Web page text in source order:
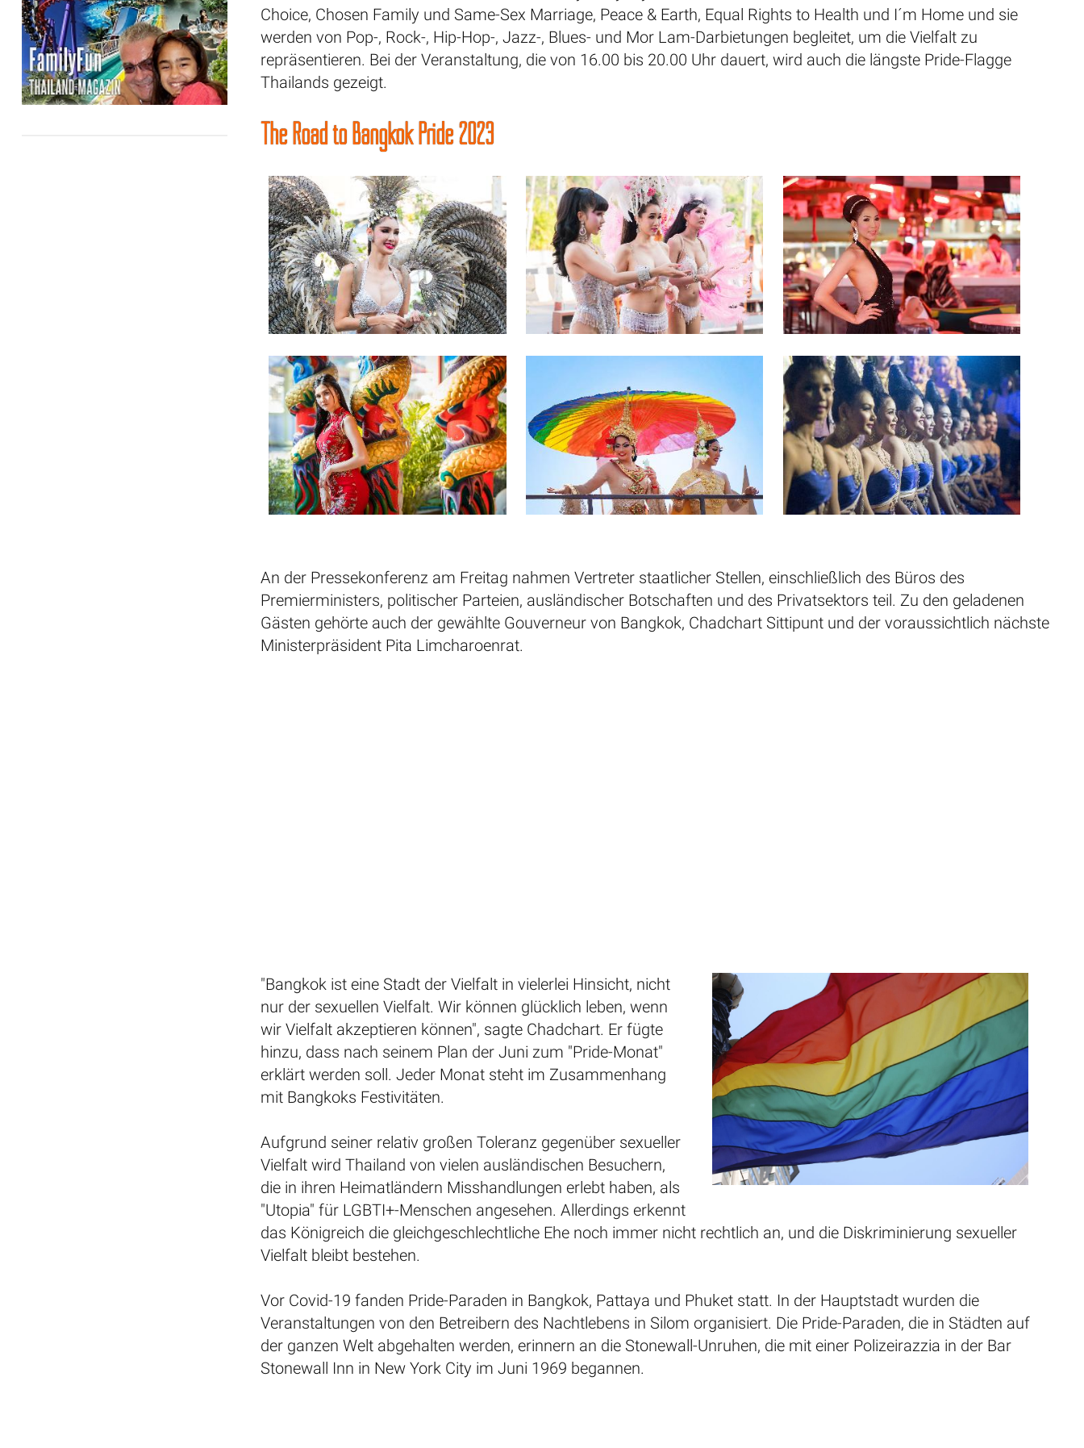
Choice, Chosen Family und Same-Sex Marriage, Peace & Earth, Equal Rights to Health und I´m Home und sie
werden von Pop-, Rock-, Hip-Hop-, Jazz-, Blues- und Mor Lam-Darbietungen begleitet, um die Vielfalt zu
repräsentieren. Bei der Veranstaltung, die von 16.00 bis 20.00 Uhr dauert, wird auch die längste Pride-Flagge
Thailands gezeigt.
The Road to Bangkok Pride 2023
An der Pressekonferenz am Freitag nahmen Vertreter staatlicher Stellen, einschließlich des Büros des
Premierministers, politischer Parteien, ausländischer Botschaften und des Privatsektors teil. Zu den geladenen
Gästen gehörte auch der gewählte Gouverneur von Bangkok, Chadchart Sittipunt und der voraussichtlich nächste
Ministerpräsident Pita Limcharoenrat.
"Bangkok ist eine Stadt der Vielfalt in vielerlei Hinsicht, nicht
nur der sexuellen Vielfalt. Wir können glücklich leben, wenn
wir Vielfalt akzeptieren können", sagte Chadchart. Er fügte
hinzu, dass nach seinem Plan der Juni zum "Pride-Monat"
erklärt werden soll. Jeder Monat steht im Zusammenhang
mit Bangkoks Festivitäten.
Aufgrund seiner relativ großen Toleranz gegenüber sexueller
Vielfalt wird Thailand von vielen ausländischen Besuchern,
die in ihren Heimatländern Misshandlungen erlebt haben, als
"Utopia" für LGBTI+-Menschen angesehen. Allerdings erkennt
das Königreich die gleichgeschlechtliche Ehe noch immer nicht rechtlich an, und die Diskriminierung sexueller
Vielfalt bleibt bestehen.
Vor Covid-19 fanden Pride-Paraden in Bangkok, Pattaya und Phuket statt. In der Hauptstadt wurden die
Veranstaltungen von den Betreibern des Nachtlebens in Silom organisiert. Die Pride-Paraden, die in Städten auf
der ganzen Welt abgehalten werden, erinnern an die Stonewall-Unruhen, die mit einer Polizeirazzia in der Bar
Stonewall Inn in New York City im Juni 1969 begannen.